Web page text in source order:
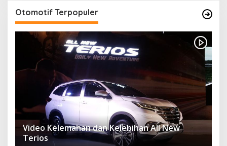
Otomotif Terpopuler
Video Kelemahan dan Kelebihan All New
Terios